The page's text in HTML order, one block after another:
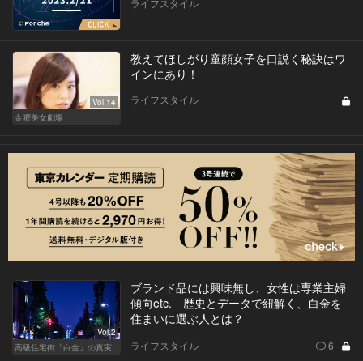
Vol.14
金曜美女劇場
教えてほしがり童顔女子を口説く秘訣はワ
インにあり！
ライフスタイル
Vol.2
高級住宅街「白金」の真実
ブランド品には興味無し、女性は専業主婦
傾向etc. 歴史とデータで紐解く、白金を
住まいに選ぶ人とは？
ライフスタイル 6